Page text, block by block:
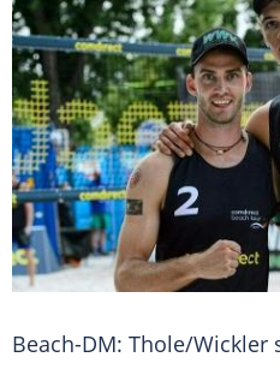
Beach-DM: Thole/Wickler